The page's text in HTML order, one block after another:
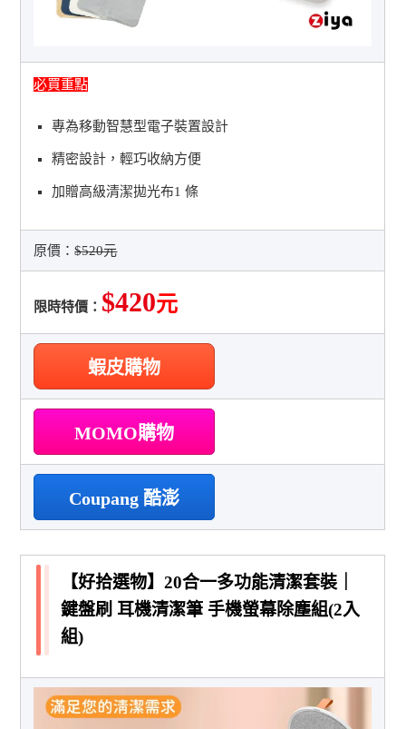
必買重點
專為移動智慧型電子裝置設計
精密設計，輕巧收納方便
加贈高級清潔拋光布1 條
原價：$520元
限時特價： $420元
蝦皮購物
MOMO購物
Coupang 酷澎
【好拾選物】20合一多功能清潔套裝｜
鍵盤刷 耳機清潔筆 手機螢幕除塵組(2入
組)